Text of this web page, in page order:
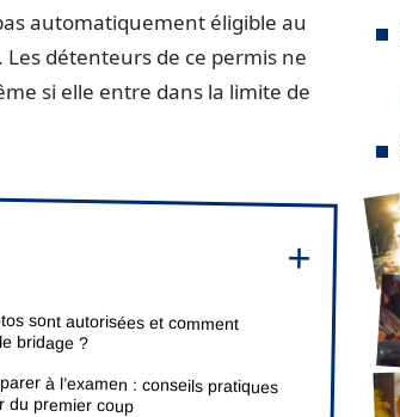
automatiquement éligible au
Les détenteurs de ce permis ne
si elle entre dans la limite de
sont autorisées et comment
bridage ?
à l’examen : conseils pratiques
du premier coup